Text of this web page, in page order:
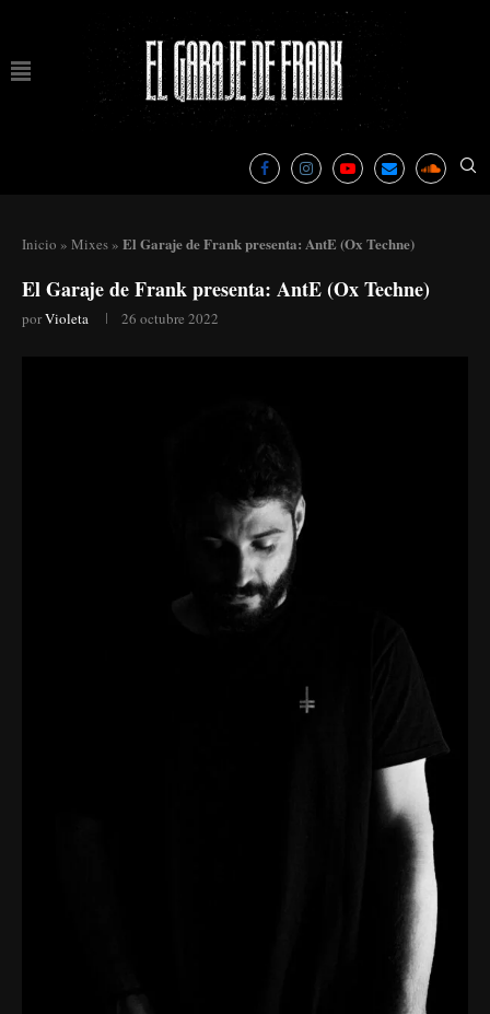
Inicio » Mixes » El Garaje de Frank presenta: AntE (Ox Techne)
El Garaje de Frank presenta: AntE (Ox Techne)
porVioleta 26 octubre 2022